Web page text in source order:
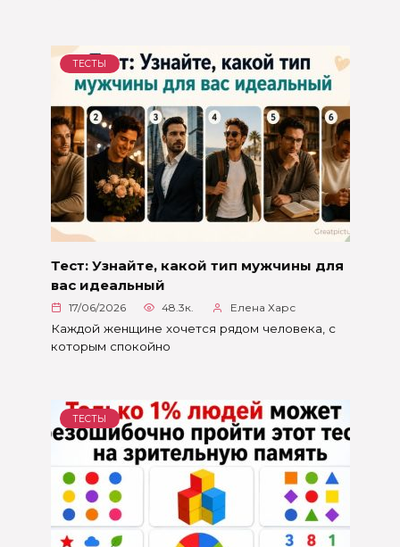
ТЕСТЫ
Тест: Узнайте, какой тип мужчины для
вас идеальный
17/06/2026 48.3к. Елена Харс
Каждой женщине хочется рядом человека, с
которым спокойно
ТЕСТЫ